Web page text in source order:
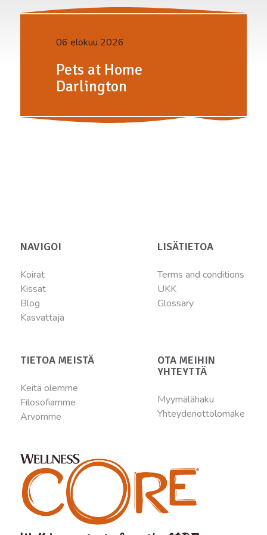
06 elokuu 2026
Pets at Home
Darlington
NAVIGOI
Koirat
Kissat
Blog
Kasvattaja
LISÄTIETOA
Terms and conditions
UKK
Glossary
TIETOA MEISTÄ
Keitä olemme
Filosofiamme
Arvomme
OTA MEIHIN
YHTEYTTÄ
Myymälähaku
Yhteydenottolomake